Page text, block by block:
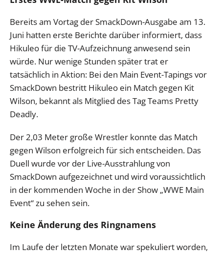
Bereits am Vortag der SmackDown-Ausgabe am 13.
Juni hatten erste Berichte darüber informiert, dass
Hikuleo für die TV-Aufzeichnung anwesend sein
würde. Nur wenige Stunden später trat er
tatsächlich in Aktion: Bei den Main Event-Tapings vor
SmackDown bestritt Hikuleo ein Match gegen Kit
Wilson, bekannt als Mitglied des Tag Teams Pretty
Deadly.
Der 2,03 Meter große Wrestler konnte das Match
gegen Wilson erfolgreich für sich entscheiden. Das
Duell wurde vor der Live-Ausstrahlung von
SmackDown aufgezeichnet und wird voraussichtlich
in der kommenden Woche in der Show „WWE Main
Event“ zu sehen sein.
Keine Änderung des Ringnamens
Im Laufe der letzten Monate war spekuliert worden,